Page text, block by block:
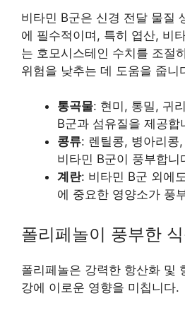
비타민 B군은 신경 전달 물질
에 필수적이며, 특히 엽산, 비
는 호모시스테인 수치를 조절
위험을 낮추는 데 도움을 줍니
통곡물: 현미, 통밀, 귀
B군과 섬유질을 제공합
콩류: 렌틸콩, 병아리콩
비타민 B군이 풍부합니
계란: 비타민 B군 외에
에 중요한 영양소가 풍
폴리페놀이 풍부한
폴리페놀은 강력한 항산화 및
강에 이로운 영향을 미칩니다.